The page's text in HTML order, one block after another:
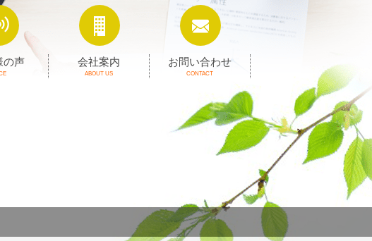
の声 会社案内
ABOUT US
お問い合わせ
CONTACT